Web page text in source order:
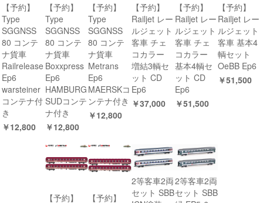
【予約】
Type
SGGNSS
80 コンテ
ナ貨車
Railrelease
Ep6
warsteiner
コンテナ付
き
￥12,800
【予約】
Type
SGGNSS
80 コンテ
ナ貨車
Boxxpress
Ep6
HAMBURG
SUDコンテ
ナ付き
￥12,800
【予約】
Type
SGGNSS
80 コンテ
ナ貨車
Metrans
Ep6
MAERSKコ
ンテナ付き
￥12,800
【予約】
Railjet レー
ルジェット
客車 チェ
コカラー
増結3輌セ
ット CD
Ep6
￥37,000
【予約】
Railjet レー
ルジェット
客車 チェ
コカラー
基本4輌セ
ット CD
Ep6
￥51,500
【予約】
Railjet レー
ルジェット
客車 基本4
輌セット
OeBB Ep6
￥51,500
【予約】
【予約】
2等客車2両
セット SBB
2等客車2両
セット SBB